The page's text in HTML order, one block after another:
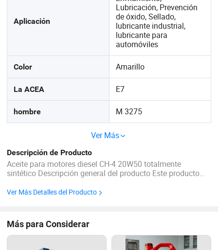
Aplicación
Lubricación, Prevención
de óxido, Sellado,
lubricante industrial,
lubricante para
automóviles
Color Amarillo
La ACEA E7
hombre M 3275
Ver Más
Descripción de Producto
Aceite para motores diesel CH-4 20W50 totalmente
sintético Descripción general del producto Este producto
aditivos compuestos importados de alto rendimiento y
Ver Más Detalles del Producto
Más para Considerar